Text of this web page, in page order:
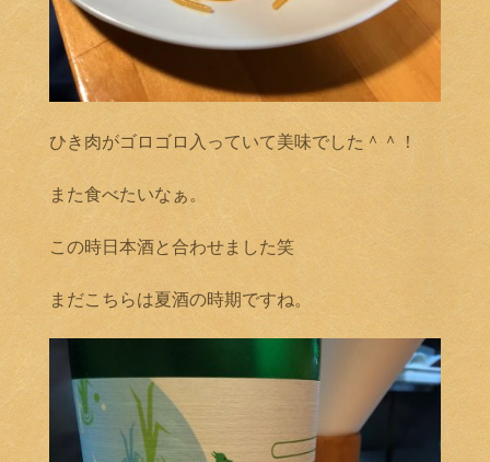
ひき肉がゴロゴロ入っていて美味でした＾＾！
また食べたいなぁ。
この時日本酒と合わせました笑
まだこちらは夏酒の時期ですね。